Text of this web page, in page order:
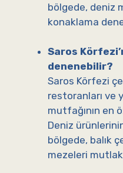
bölgede, deniz
konaklama
Saros
denenebilir?
Saros Körfezi
restoranları ve
mutfağının en
Deniz
bölgede, balık
mezeleri